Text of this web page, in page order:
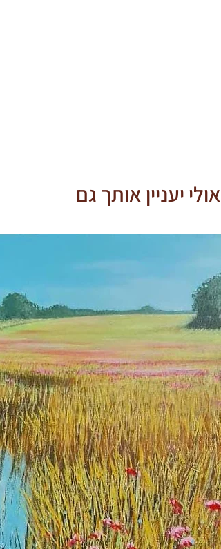
אולי יעניין אותך גם